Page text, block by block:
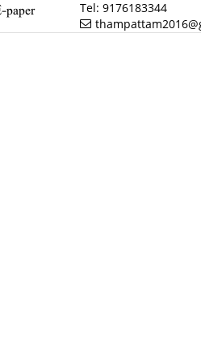
| பைனான்ஸ் | ரியல்
paper Tel: 9176183344